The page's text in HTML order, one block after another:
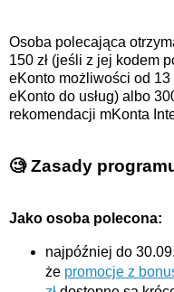
Osoba polecająca
150 zł (jeśli z jej kodem
eKonto możliwości od
eKonto do usług) albo
rekomendacji mKonta
🧐 Zasady
Jako osoba polecona:
najpóźniej do
że promocje z